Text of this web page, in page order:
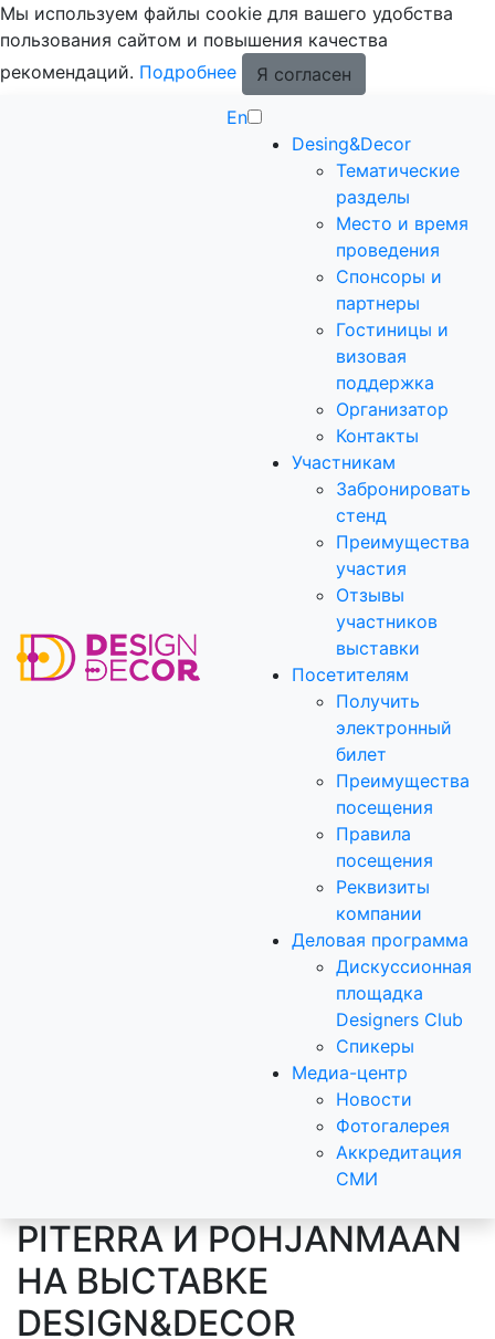
Мы используем файлы cookie для вашего удобства
пользования сайтом и повышения качества
рекомендаций. Подробнее
Я согласен
En
Desing&Decor
Тематические
разделы
Место и время
проведения
Спонсоры и
партнеры
Гостиницы и
визовая
поддержка
Организатор
Контакты
Участникам
Забронировать
стенд
Преимущества
участия
Отзывы
участников
выставки
Посетителям
Получить
электронный
билет
Преимущества
посещения
Правила
посещения
Реквизиты
компании
Деловая программа
Дискуссионная
площадка
Designers Club
Спикеры
Медиа-центр
Новости
Фотогалерея
Аккредитация
СМИ
PITERRA И POHJANMAAN
НА ВЫСТАВКЕ
DESIGN&DECOR